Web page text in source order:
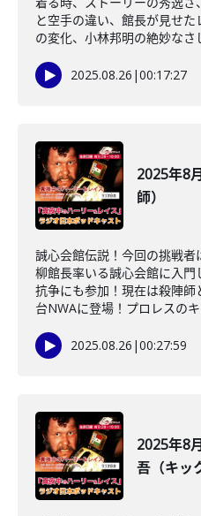
と空手の違い、館長が見せ
の変化、小林邦明の絶妙なさ
2025.08.26 |00:17:27
2025年8
師）
誠心会館伝説！今回の挑戦
柳館長率いる誠心会館に入
抗争にも参加！現在は殺陣
台NWAに登場！プロレスの
2025.08.26 |00:27:59
2025年8
吾（キッ